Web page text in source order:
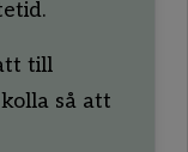
till
så att